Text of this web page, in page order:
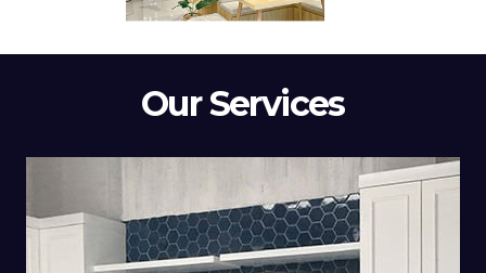
Our Services